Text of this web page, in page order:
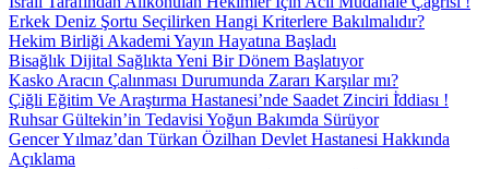
Erkek Deniz Şortu Seçilirken Hangi Kriterlere Bakılmalıdır?
Hekim Birliği Akademi Yayın Hayatına Başladı
Bisağlık Dijital Sağlıkta Yeni Bir Dönem Başlatıyor
Kasko Aracın Çalınması Durumunda Zararı Karşılar mı?
Çiğli Eğitim Ve Araştırma Hastanesi’nde Saadet Zinciri İ̇ddiası !
Ruhsar Gültekin’in Tedavisi Yoğun Bakımda Sürüyor
Gencer Yılmaz’dan Türkan Özilhan Devlet Hastanesi Hakkında
Açıklama